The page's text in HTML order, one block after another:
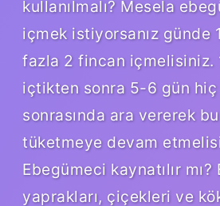
kullanılmalı? Mesela
içmek istiyorsanız günde
fazla 2 fincan içmelisiniz.
içtikten sonra 5-6 gün
sonrasında ara vererek
tüketmeye devam
Ebegümeci kaynatılır
yaprakları, çiçekleri ve